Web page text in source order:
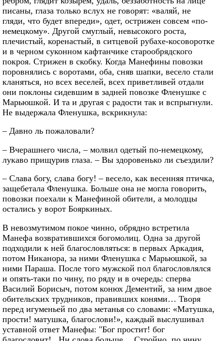
писаны, глаза только вслух не говорят: «валяй, не
гляди, что будет впереди», одет, острижен совсем «по-
немецкому». Другой смуглый, невысокого роста,
плечистый, коренастый, в ситцевой рубахе-косоворотке
и в черном суконном кафтанчике старообрядского
покроя. Стрижен в скобку. Когда Манефины повозки
поровнялись с воротами, оба, сняв шапки, весело стали
кланяться, но всех веселей, всех приветливей отдали
они поклоны сидевшим в задней повозке Фленушке с
Марьюшкой. И та и другая с радости так и вспрыгнули.
Не выдержала Фленушка, вскрикнула:
– Давно ль пожаловали?
– Вчерашнего числа, – молвил одетый по-немецкому,
лукаво прищурив глаза. – Вы здоровенько ли съездили?
– Слава богу, слава богу! – весело, как весенняя птичка,
защебетала Фленушка. Больше она не могла говорить,
повозки поехали к Манефиной обители, а молодцы
остались у ворот Бояркиных.
В невозмутимом покое чинно, обрядно встретила
Манефа возвратившихся богомолиц. Одна за другой
подходили к ней благословляться: в первых Аркадия,
потом Никанора, за ними Фленушка с Марьюшкой, за
ними Параша. После того мужской пол благословлялся
и опять-таки по чину, по ряду и в очередь: сперва
Василий Борисыч, потом конюх Дементий, за ним двое
обительских трудников, правивших конями… Творя
перед игуменьей по два метанья со словами: «Матушка,
прости! матушка, благослови!», каждый выслушивал
уставной ответ Манефы: "Бог простит! бог